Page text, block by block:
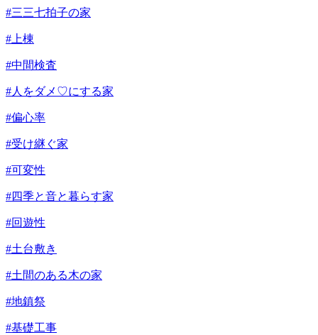
#三三七拍子の家
#上棟
#中間検査
#人をダメ♡にする家
#偏心率
#受け継ぐ家
#可変性
#四季と音と暮らす家
#回遊性
#土台敷き
#土間のある木の家
#地鎮祭
#基礎工事